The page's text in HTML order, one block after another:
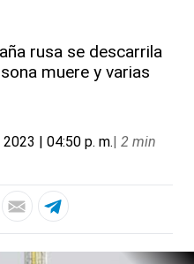
rusa se descarrila
muere y varias
2023 | 04:50 p. m.| 2 min